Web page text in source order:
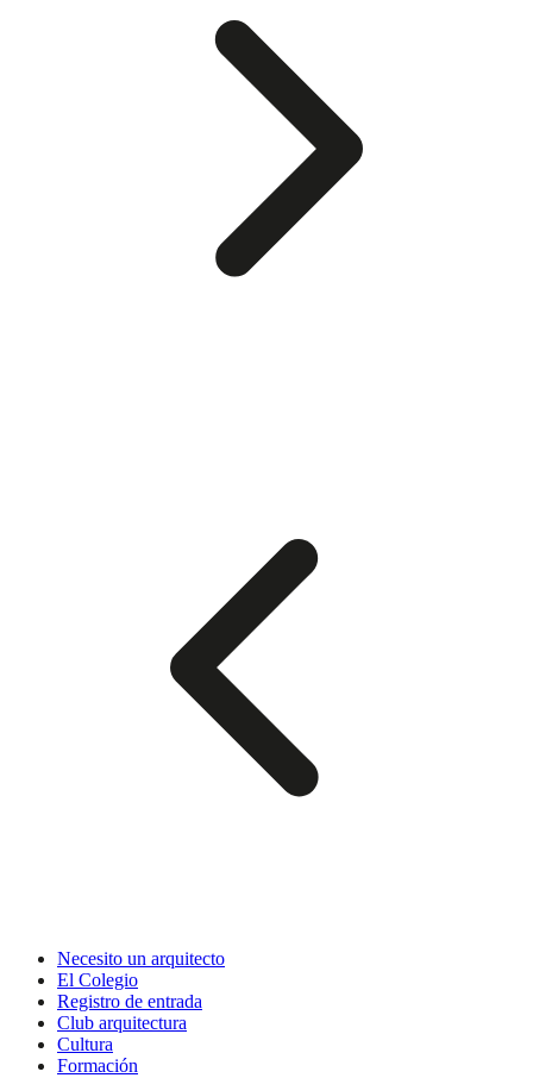
Necesito un arquitecto
El Colegio
Registro de entrada
Club arquitectura
Cultura
Formación